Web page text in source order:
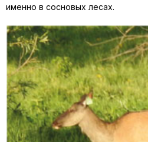
именно в сосновых лесах.